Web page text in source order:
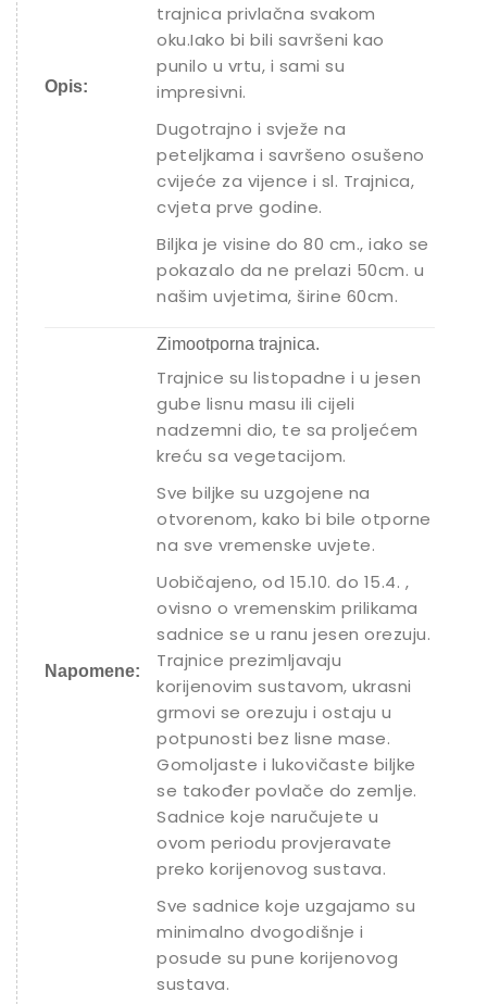
Opis:
trajnica privlačna svakom
oku.Iako bi bili savršeni kao
punilo u vrtu, i sami su
impresivni.
Dugotrajno i svježe na
peteljkama i savršeno osušeno
cvijeće za vijence i sl. Trajnica,
cvjeta prve godine.
Biljka je visine do 80 cm., iako se
pokazalo da ne prelazi 50cm. u
našim uvjetima, širine 60cm.
Napomene:
Zimootporna trajnica.
Trajnice su listopadne i u jesen
gube lisnu masu ili cijeli
nadzemni dio, te sa proljećem
kreću sa vegetacijom.
Sve biljke su uzgojene na
otvorenom, kako bi bile otporne
na sve vremenske uvjete.
Uobičajeno, od 15.10. do 15.4. ,
ovisno o vremenskim prilikama
sadnice se u ranu jesen orezuju.
Trajnice prezimljavaju
korijenovim sustavom, ukrasni
grmovi se orezuju i ostaju u
potpunosti bez lisne mase.
Gomoljaste i lukovičaste biljke
se također povlače do zemlje.
Sadnice koje naručujete u
ovom periodu provjeravate
preko korijenovog sustava.
Sve sadnice koje uzgajamo su
minimalno dvogodišnje i
posude su pune korijenovog
sustava.